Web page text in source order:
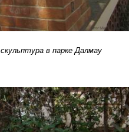
скульптура в парке Далмау